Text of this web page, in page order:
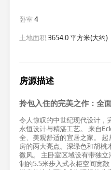
卧室 4
土地面积 3654.0 平方米(大约)
房源描述
拎包入住的完美之作：全
令人惊叹的中世纪现代设计，
永恒设计与精湛工艺。 来自
全、美观舒适的宜居之家。
房的两大亮点。深绿色和胡桃
微风。 主卧室区域设有带独
制的5.5米步入式衣柜空间宽